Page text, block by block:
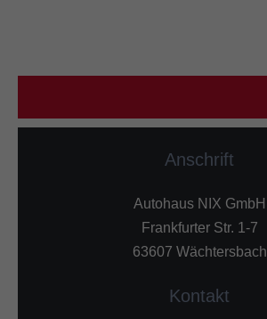
Anschrift
Autohaus NIX GmbH
Frankfurter Str. 1-7
63607 Wächtersbach
Kontakt